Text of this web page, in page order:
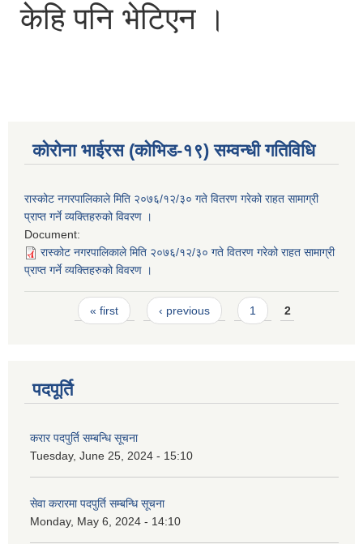
केहि पनि भेटिएन ।
कोरोना भाईरस (कोभिड-१९) सम्वन्धी गतिविधि
रास्कोट नगरपालिकाले मिति २०७६/१२/३० गते वितरण गरेको राहत सामाग्री
प्राप्त गर्ने व्यक्तिहरुको विवरण ।
Document:
रास्कोट नगरपालिकाले मिति २०७६/१२/३० गते वितरण गरेको राहत सामाग्री
प्राप्त गर्ने व्यक्तिहरुको विवरण ।
Pages« first ‹ previous 1 2
पदपूर्ति
करार पदपुर्ति सम्बन्धि सूचना
Tuesday, June 25, 2024 - 15:10
सेवा करारमा पदपुर्ति सम्बन्धि सूचना
Monday, May 6, 2024 - 14:10